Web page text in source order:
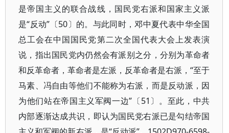
是帝国主义的联合战线，国民党右派和国家主义派
是“反动”〔50〕的。与此同时，邓中夏代表中华全国
总工会在中国国民党第二次全国代表大会上发表演
说，指出国民党内仍然会有派别之分，分别为革命者
和反革命者，革命者是左派，反革命者是右派，“至于
马素、冯自由等他们不能称为右派，而是反动派，因
为他们站在帝国主义军阀一边”〔51〕。至此，中共
内部逐渐达成共识，即认为国民党右派已是勾结帝国